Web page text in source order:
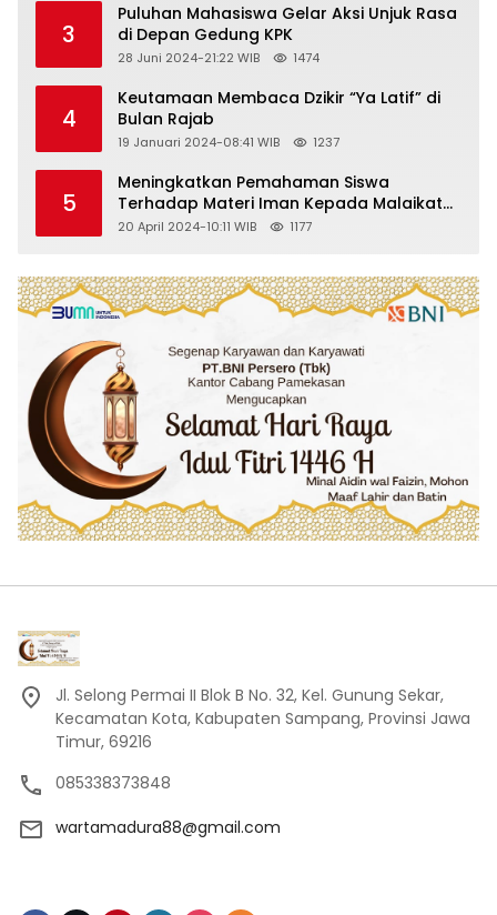
3
Puluhan Mahasiswa Gelar Aksi Unjuk Rasa
di Depan Gedung KPK
28 Juni 2024-21:22 WIB 1474
4
Keutamaan Membaca Dzikir “Ya Latif” di
Bulan Rajab
19 Januari 2024-08:41 WIB 1237
5
Meningkatkan Pemahaman Siswa
Terhadap Materi Iman Kepada Malaikat
Allah Melalui Metode Pembelajaran
20 April 2024-10:11 WIB 1177
Jl. Selong Permai II Blok B No. 32, Kel. Gunung Sekar,
Kecamatan Kota, Kabupaten Sampang, Provinsi Jawa
Timur, 69216
085338373848
wartamadura88@gmail.com